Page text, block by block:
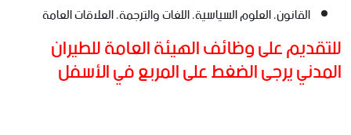
القانون، العلوم السياسية، اللغات والترجمة، العلاقات العامة
للتقديم على وظائف الهيئة العامة للطيران
المدني يرجى الضغط على المربع في الأسفل